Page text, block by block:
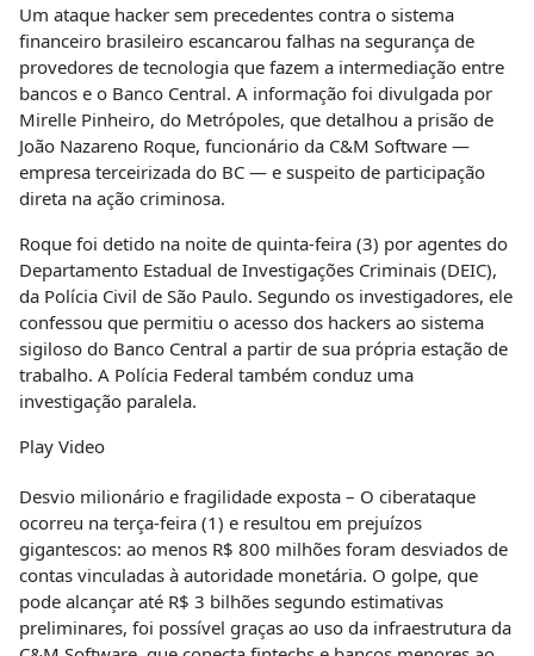
Um ataque hacker sem precedentes contra o sistema
financeiro brasileiro escancarou falhas na segurança de
provedores de tecnologia que fazem a intermediação entre
bancos e o Banco Central. A informação foi divulgada por
Mirelle Pinheiro, do Metrópoles, que detalhou a prisão de
João Nazareno Roque, funcionário da C&M Software —
empresa terceirizada do BC — e suspeito de participação
direta na ação criminosa.
Roque foi detido na noite de quinta-feira (3) por agentes do
Departamento Estadual de Investigações Criminais (DEIC),
da Polícia Civil de São Paulo. Segundo os investigadores, ele
confessou que permitiu o acesso dos hackers ao sistema
sigiloso do Banco Central a partir de sua própria estação de
trabalho. A Polícia Federal também conduz uma
investigação paralela.
Play Video
Desvio milionário e fragilidade exposta – O ciberataque
ocorreu na terça-feira (1) e resultou em prejuízos
gigantescos: ao menos R$ 800 milhões foram desviados de
contas vinculadas à autoridade monetária. O golpe, que
pode alcançar até R$ 3 bilhões segundo estimativas
preliminares, foi possível graças ao uso da infraestrutura da